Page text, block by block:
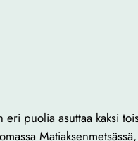
puolia asuttaa kaksi